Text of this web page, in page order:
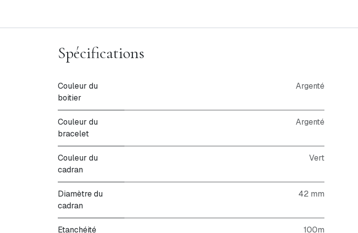
Spécifications
Couleur du
boitier
Argenté
Couleur du
bracelet
Argenté
Couleur du
cadran
Vert
Diamètre du
cadran
42 mm
Etanchéité 100m